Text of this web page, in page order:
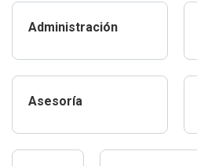
Administración
Asesoría